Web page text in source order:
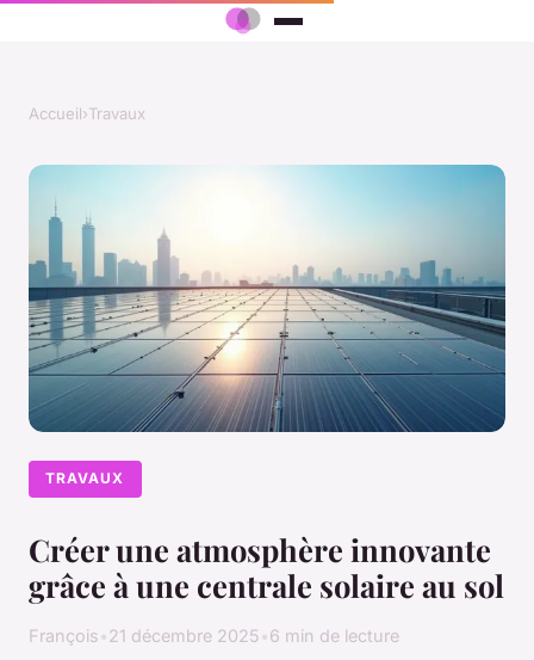
Accueil›Travaux
TRAVAUX
Créer une atmosphère innovante
grâce à une centrale solaire au sol
François•21 décembre 2025•6 min de lecture